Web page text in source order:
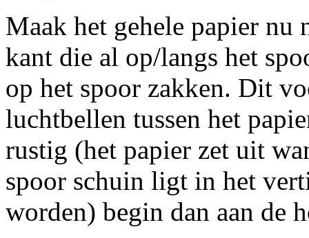
Maak het gehele papier nu
kant die al op/langs het
op het spoor zakken. Dit
luchtbellen tussen het
rustig (het papier zet uit
spoor schuin ligt in het
worden) begin dan aan de